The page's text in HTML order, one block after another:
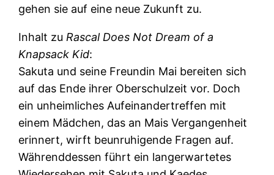
gehen sie auf eine neue Zukunft zu.
Inhalt zuRascal Does Not Dream of a
Knapsack Kid:
Sakuta und seine Freundin Mai bereiten sich
auf das Ende ihrer Oberschulzeit vor. Doch
ein unheimliches Aufeinandertreffen mit
einem Mädchen, das an Mais Vergangenheit
erinnert, wirft beunruhigende Fragen auf.
Währenddessen führt ein langerwartetes